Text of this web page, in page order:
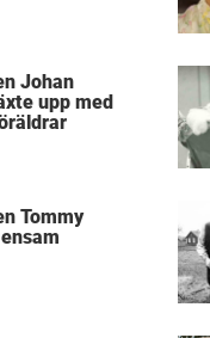
Johan
upp med
Tommy